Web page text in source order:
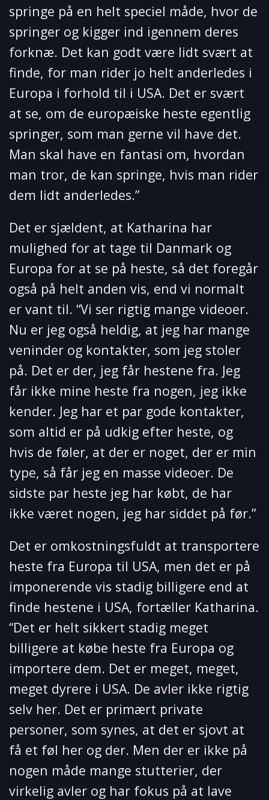
springe på en helt speciel måde, hvor de
springer og kigger ind igennem deres
forknæ. Det kan godt være lidt svært at
finde, for man rider jo helt anderledes i
Europa i forhold til i USA. Det er svært
at se, om de europæiske heste egentlig
springer, som man gerne vil have det.
Man skal have en fantasi om, hvordan
man tror, de kan springe, hvis man rider
dem lidt anderledes.”
Det er sjældent, at Katharina har
mulighed for at tage til Danmark og
Europa for at se på heste, så det foregår
også på helt anden vis, end vi normalt
er vant til. “Vi ser rigtig mange videoer.
Nu er jeg også heldig, at jeg har mange
veninder og kontakter, som jeg stoler
på. Det er der, jeg får hestene fra. Jeg
får ikke mine heste fra nogen, jeg ikke
kender. Jeg har et par gode kontakter,
som altid er på udkig efter heste, og
hvis de føler, at der er noget, der er min
type, så får jeg en masse videoer. De
sidste par heste jeg har købt, de har
ikke været nogen, jeg har siddet på før.”
Det er omkostningsfuldt at transportere
heste fra Europa til USA, men det er på
imponerende vis stadig billigere end at
finde hestene i USA, fortæller Katharina.
“Det er helt sikkert stadig meget
billigere at købe heste fra Europa og
importere dem. Det er meget, meget,
meget dyrere i USA. De avler ikke rigtig
selv her. Det er primært private
personer, som synes, at det er sjovt at
få et føl her og der. Men der er ikke på
nogen måde mange stutterier, der
virkelig avler og har fokus på at lave